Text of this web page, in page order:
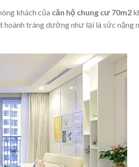
khách của căn hộ chung cư 70m2
tráng dường như lại là sức nặng